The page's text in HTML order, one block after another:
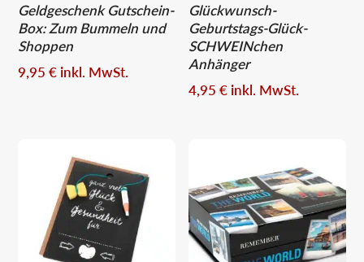
Geldgeschenk Gutschein-
Box: Zum Bummeln und
Shoppen
9,95€ inkl. MwSt.
Glückwunsch-
Geburtstags-Glück-
SCHWEINchen
Anhänger
4,95€ inkl. MwSt.